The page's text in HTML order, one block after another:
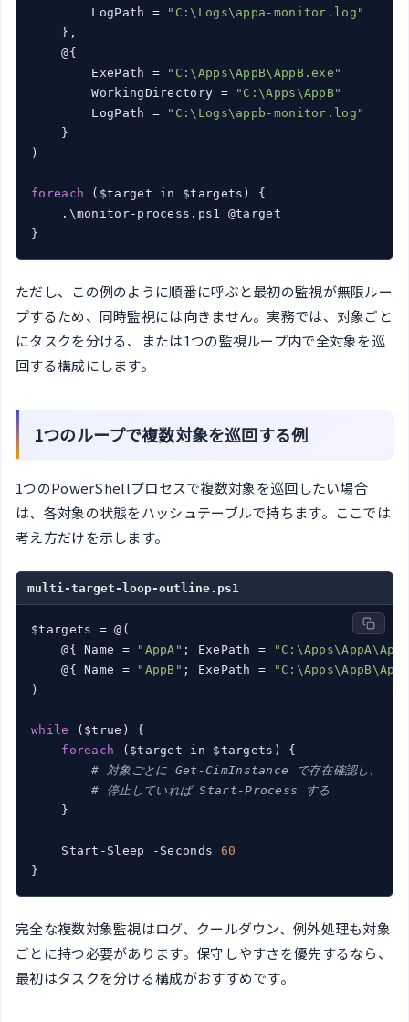
        LogPath =
"C:\Logs\appa-monitor.log"
    },
    @{
        ExePath =
"C:\Apps\AppB\AppB.exe"
        WorkingDirectory =
"C:\Apps\AppB"
        LogPath =
"C:\Logs\appb-monitor.log"
    }
)
foreach ($target in $targets) {
    .\monitor-process.ps1 @target
}
ただし、この例のように順番に呼ぶと最初の監視が無限ルー
プするため、同時監視には向きません。実務では、対象ごと
にタスクを分ける、または1つの監視ループ内で全対象を巡
回する構成にします。
1つのループで複数対象を巡回する例
1つのPowerShellプロセスで複数対象を巡回したい場合
は、各対象の状態をハッシュテーブルで持ちます。ここでは
考え方だけを示します。
multi-target-loop-outline.ps1
$targets = @(
    @{ Name =
"AppA" ; ExePath =
    @{ Name =
"AppB" ; ExePath =
)
while ($true) {
foreach ($target in $targets) {
# 対象ごとに Get-CimInstance で存在確認し、
# 停止していれば Start-Process する
    }
    Start-Sleep -Seconds
60
}
完全な複数対象監視はログ、クールダウン、例外処理も対象
ごとに持つ必要があります。保守しやすさを優先するなら、
最初はタスクを分ける構成がおすすめです。